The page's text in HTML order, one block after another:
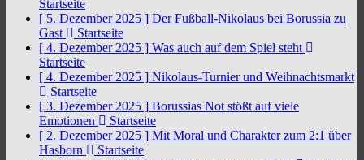
Startseite
[ 5. Dezember 2025 ] Der Fußball-Nikolaus bei Borussia zu
Gast
Startseite
[ 4. Dezember 2025 ] Was auch auf dem Spiel steht
Startseite
[ 4. Dezember 2025 ] Nikolaus-Turnier und Weihnachtsmarkt
Startseite
[ 3. Dezember 2025 ] Borussias Not stößt auf viele
Emotionen
Startseite
[ 2. Dezember 2025 ] Mit Moral und Charakter zum 2:1 über
Hasborn
Startseite